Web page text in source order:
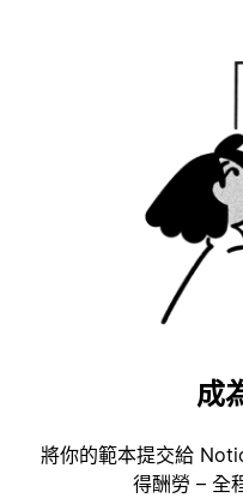
成
將你的範本提交給
得酬勞 – 全